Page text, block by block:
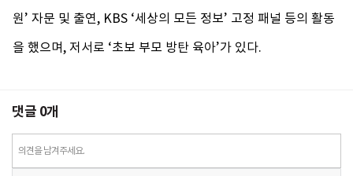
원’ 자문 및 출연, KBS ‘세상의 모든 정보’ 고정 패널 등의 활동
을 했으며, 저서로 ‘초보 부모 방탄 육아’가 있다.
댓글 0개
의견을 남겨주세요.